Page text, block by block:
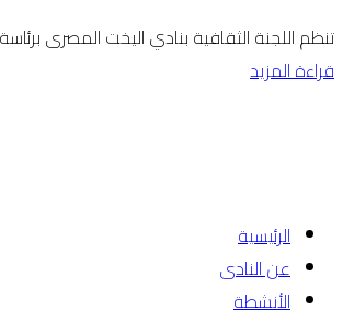
تنظم اللجنة الثقافية بنادي اليخت المصرى
قراءة المزيد
الرئيسية
عن النادى
الأنشطة